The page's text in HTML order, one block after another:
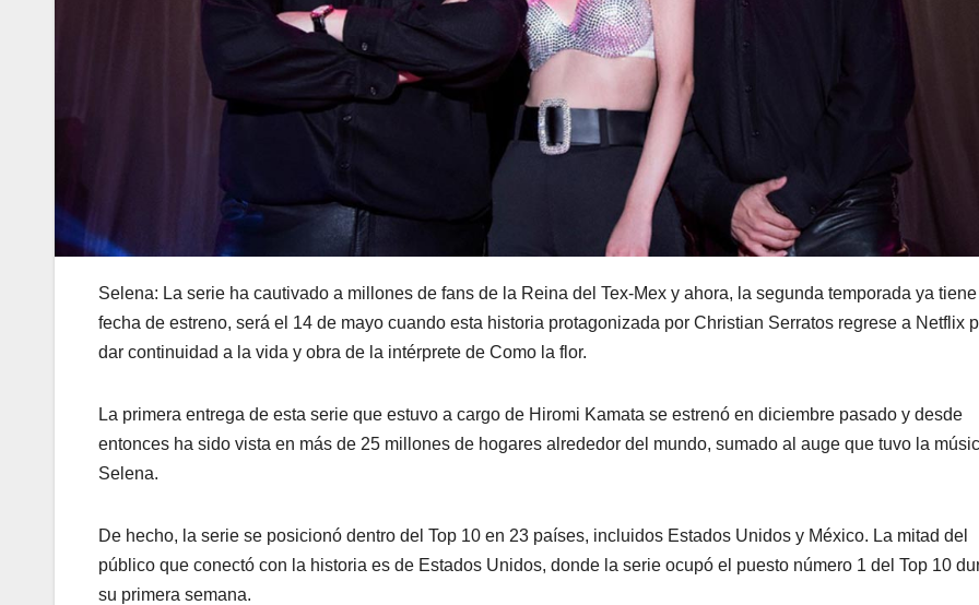
Selena: La serie ha cautivado a millones de fans de la Reina del Tex-Mex y ahora, la segunda temporada ya tiene
fecha de estreno, será el 14 de mayo cuando esta historia protagonizada por Christian Serratos regrese a Netflix
dar continuidad a la vida y obra de la intérprete de Como la flor.
La primera entrega de esta serie que estuvo a cargo de Hiromi Kamata se estrenó en diciembre pasado y desde
entonces ha sido vista en más de 25 millones de hogares alrededor del mundo, sumado al auge que tuvo la
Selena.
De hecho, la serie se posicionó dentro del Top 10 en 23 países, incluidos Estados Unidos y México. La mitad del
público que conectó con la historia es de Estados Unidos, donde la serie ocupó el puesto número 1 del Top 10
su primera semana.